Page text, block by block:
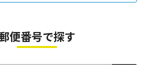
便番号で探す